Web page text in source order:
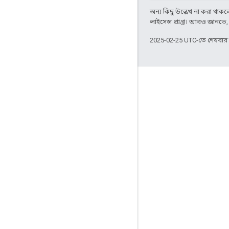
অন্য কিছু উল্লেখ না করা
লাইসেন্স প্রাপ্ত। আরও জানতে,
2025-02-25 UTC-তে